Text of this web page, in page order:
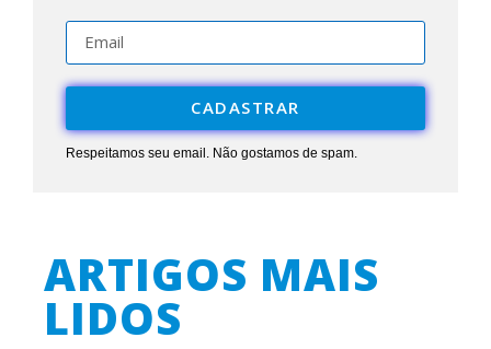
CADASTRAR
Respeitamos seu email. Não gostamos de spam.
ARTIGOS MAIS
LIDOS